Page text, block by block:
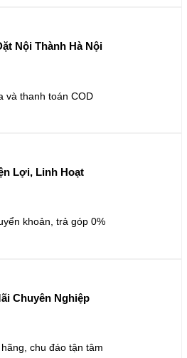
Nội Thành Hà Nội
và thanh toán COD
Lợi, Linh Hoạt
khoản, trả góp 0%
Chuyên Nghiệp
chu đáo tận tâm